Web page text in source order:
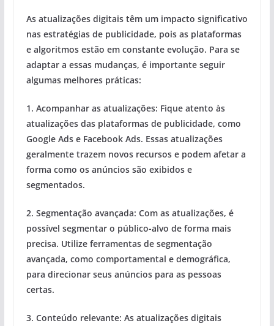
As atualizações digitais têm um impacto significativo
nas estratégias de publicidade, pois as plataformas
e algoritmos estão em constante evolução. Para se
adaptar a essas mudanças, é importante seguir
algumas melhores práticas:
1. Acompanhar as atualizações: Fique atento às
atualizações das plataformas de publicidade, como
Google Ads e Facebook Ads. Essas atualizações
geralmente trazem novos recursos e podem afetar a
forma como os anúncios são exibidos e
segmentados.
2. Segmentação avançada: Com as atualizações, é
possível segmentar o público-alvo de forma mais
precisa. Utilize ferramentas de segmentação
avançada, como comportamental e demográfica,
para direcionar seus anúncios para as pessoas
certas.
3. Conteúdo relevante: As atualizações digitais